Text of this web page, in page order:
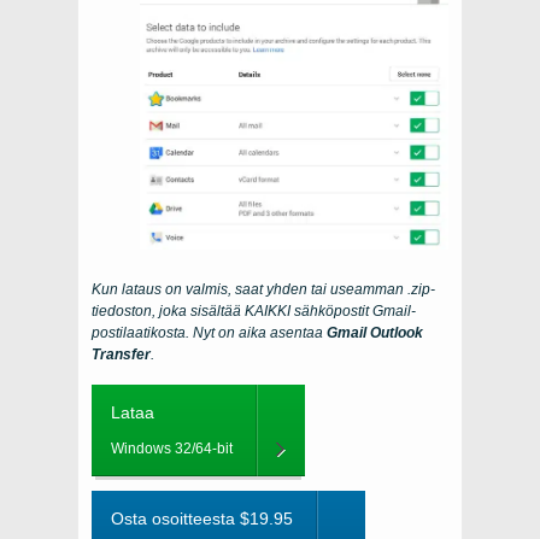
Kun lataus on valmis, saat yhden tai useamman .zip-
tiedoston, joka sisältää KAIKKI sähköpostit Gmail-
postilaatikosta. Nyt on aika asentaa Gmail Outlook
Transfer.
Lataa
Windows 32/64-bit
Osta osoitteesta $19.95